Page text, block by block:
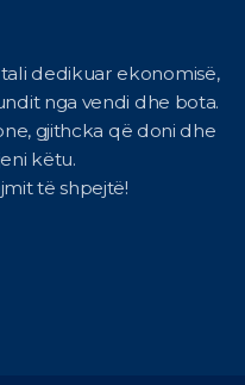
dedikuar ekonomisë,
nga vendi dhe bota.
gjithcka që doni dhe
këtu.
të shpejtë!